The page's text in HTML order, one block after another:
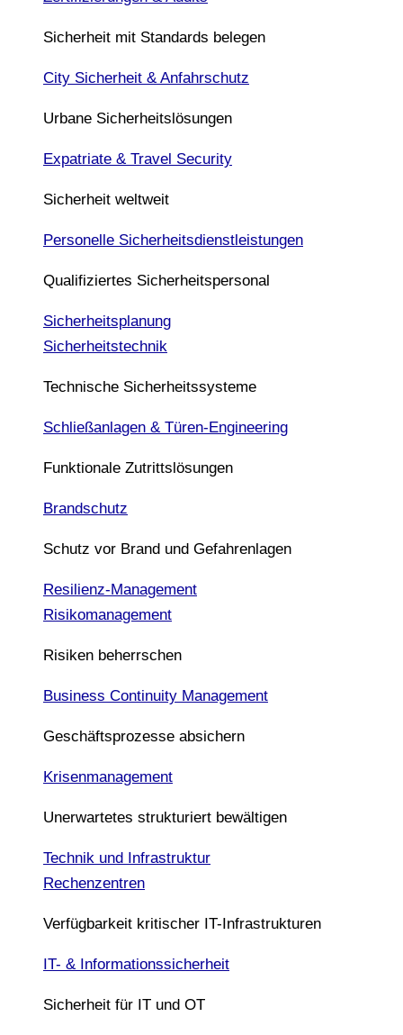
Sicherheit mit Standards belegen
City Sicherheit & Anfahrschutz
Urbane Sicherheitslösungen
Expatriate & Travel Security
Sicherheit weltweit
Personelle Sicherheitsdienstleistungen
Qualifiziertes Sicherheitspersonal
Sicherheitsplanung
Sicherheitstechnik
Technische Sicherheitssysteme
Schließanlagen & Türen-Engineering
Funktionale Zutrittslösungen
Brandschutz
Schutz vor Brand und Gefahrenlagen
Resilienz-Management
Risikomanagement
Risiken beherrschen
Business Continuity Management
Geschäftsprozesse absichern
Krisenmanagement
Unerwartetes strukturiert bewältigen
Technik und Infrastruktur
Rechenzentren
Verfügbarkeit kritischer IT-Infrastrukturen
IT- & Informationssicherheit
Sicherheit für IT und OT